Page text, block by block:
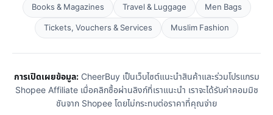
Books & Magazines
Travel & Luggage
Men Bags
Tickets, Vouchers & Services
Muslim Fashion
การเปิดเผยข้อมูล:CheerBuy เป็นเว็บไซต์แนะนำสินค้าและร่วมโปรแกรม
Shopee Affiliate เมื่อคลิกซื้อผ่านลิงก์ที่เราแนะนำ เราจะได้รับค่าคอมมิช
ชันจาก Shopee โดยไม่กระทบต่อราคาที่คุณจ่าย